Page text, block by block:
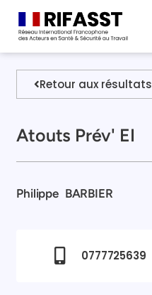
Retour aux résultats
Atouts Prév' EI
Philippe BARBIER
0777725639